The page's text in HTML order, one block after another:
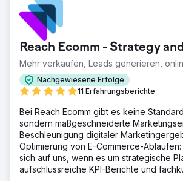
Reach Ecomm - Strategy
Mehr verkaufen, Leads generieren,
Nachgewiesene Erfolge
11 Erfahrungsberichte
Bei Reach Ecomm gibt es keine
sondern maßgeschneiderte
Beschleunigung digitaler
Optimierung von E-Commerce-
sich auf uns, wenn es um strategische
aufschlussreiche KPI-Berichte und